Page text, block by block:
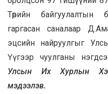
Төрийн
гаргасан саналаар
эцсийн найруулгыг
Үүгээр чуулганы нэгдсэн
Улсын Их Хурлын
мэдээлэв.